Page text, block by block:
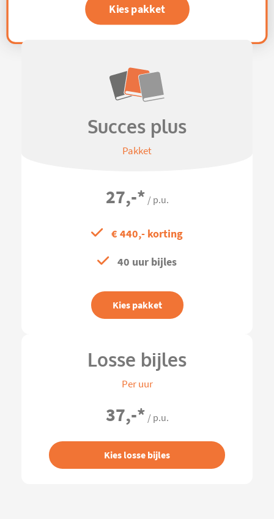
Kies pakket
Succes plus
Pakket
27,-* / p.u.
€ 440,- korting
40 uur bijles
Kies pakket
Losse bijles
Per uur
37,-* / p.u.
Kies losse bijles